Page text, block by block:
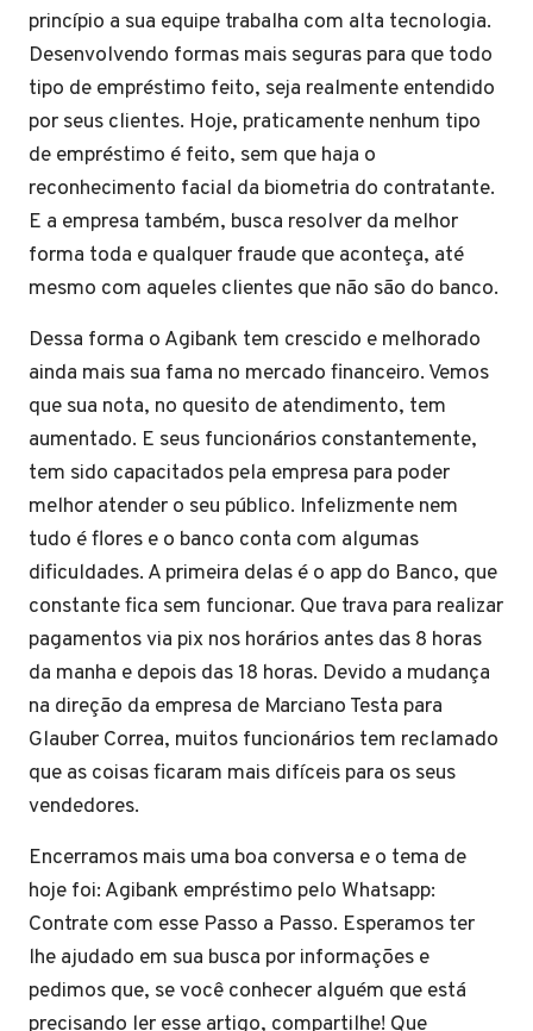
princípio a sua equipe trabalha com alta tecnologia.
Desenvolvendo formas mais seguras para que todo
tipo de empréstimo feito, seja realmente entendido
por seus clientes. Hoje, praticamente nenhum tipo
de empréstimo é feito, sem que haja o
reconhecimento facial da biometria do contratante.
E a empresa também, busca resolver da melhor
forma toda e qualquer fraude que aconteça, até
mesmo com aqueles clientes que não são do banco.
Dessa forma o Agibank tem crescido e melhorado
ainda mais sua fama no mercado financeiro. Vemos
que sua nota, no quesito de atendimento, tem
aumentado. E seus funcionários constantemente,
tem sido capacitados pela empresa para poder
melhor atender o seu público. Infelizmente nem
tudo é flores e o banco conta com algumas
dificuldades. A primeira delas é o app do Banco, que
constante fica sem funcionar. Que trava para realizar
pagamentos via pix nos horários antes das 8 horas
da manha e depois das 18 horas. Devido a mudança
na direção da empresa de Marciano Testa para
Glauber Correa, muitos funcionários tem reclamado
que as coisas ficaram mais difíceis para os seus
vendedores.
Encerramos mais uma boa conversa e o tema de
hoje foi: Agibank empréstimo pelo Whatsapp:
Contrate com esse Passo a Passo. Esperamos ter
lhe ajudado em sua busca por informações e
pedimos que, se você conhecer alguém que está
precisando ler esse artigo, compartilhe! Que